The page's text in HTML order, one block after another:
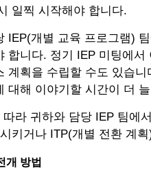
일찍 시작해야 합니다.
IEP(개별 교육 프로그램)
합니다. 정기 IEP 미팅에
계획을 수립할 수도 있습
대해 이야기할 시간이 더
라 귀하와 담당 IEP 팀에
키거나 ITP(개별 전환 계
개 방법